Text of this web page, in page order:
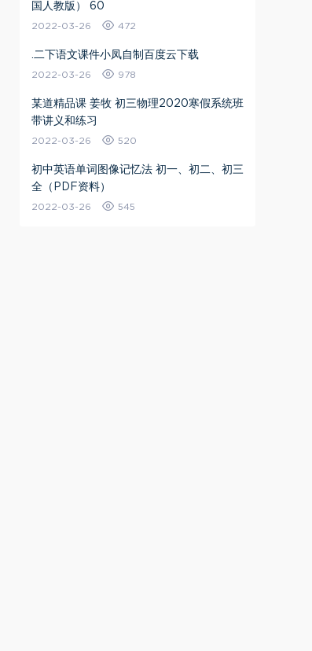
国人教版） 60
2022-03-26 472
.二下语文课件小凤自制百度云下载
2022-03-26 978
某道精品课 姜牧 初三物理2020寒假系统班
带讲义和练习
2022-03-26 520
初中英语单词图像记忆法 初一、初二、初三
全（PDF资料）
2022-03-26 545